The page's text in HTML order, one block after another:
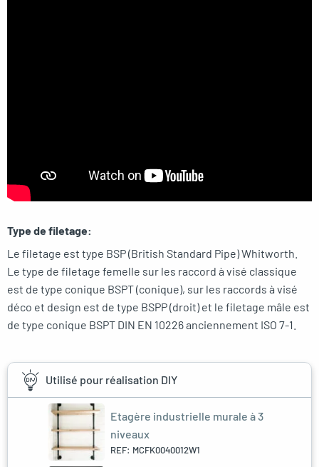
Type de filetage:
Le filetage est type BSP (British Standard Pipe) Whitworth.
Le type de filetage femelle sur les raccord à visé classique
est de type conique BSPT (conique), sur les raccords à visé
déco et design est de type BSPP (droit) et le filetage mâle est
de type conique BSPT DIN EN 10226 anciennement ISO 7-1.
Utilisé pour réalisation DIY
Etagère industrielle murale à 3
niveaux
REF: MCFK0040012W1